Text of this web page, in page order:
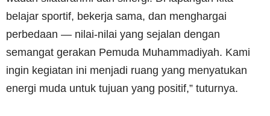
belajar sportif, bekerja sama, dan menghargai
perbedaan — nilai-nilai yang sejalan dengan
semangat gerakan Pemuda Muhammadiyah. Kami
ingin kegiatan ini menjadi ruang yang menyatukan
energi muda untuk tujuan yang positif,” tuturnya.